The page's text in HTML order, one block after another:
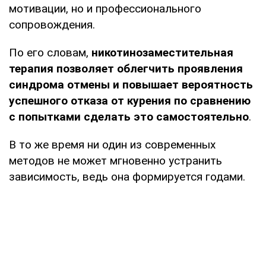
мотивации, но и профессионального
сопровождения.
По его словам, никотинозаместительная
терапия позволяет облегчить проявления
синдрома отмены и повышает вероятность
успешного отказа от курения по сравнению
с попытками сделать это самостоятельно.
В то же время ни один из современных
методов не может мгновенно устранить
зависимость, ведь она формируется годами.